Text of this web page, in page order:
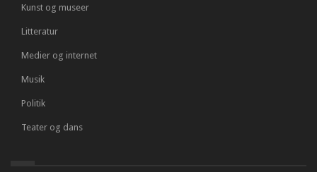
Kunst og museer
Litteratur
Medier og internet
Musik
Politik
Teater og dans